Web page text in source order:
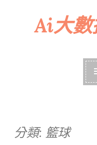
Ai大數
分類: 籃球